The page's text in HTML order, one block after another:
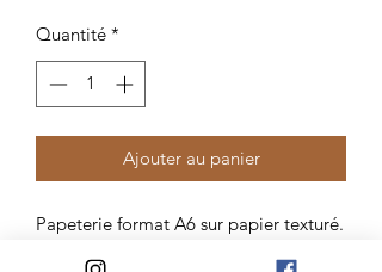
Quantité *
Ajouter au panier
Papeterie format A6 sur papier texturé.